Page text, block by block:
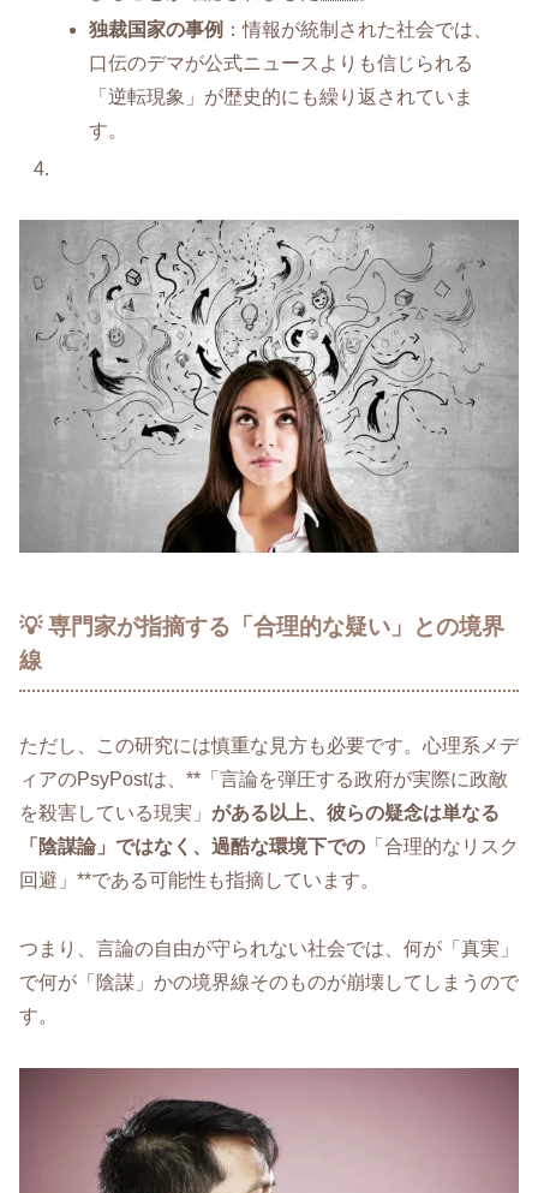
独裁国家の事例 ：情報が統制された社会では、
口伝のデマが公式ニュースよりも信じられる
「逆転現象」が歴史的にも繰り返されていま
す。
💡 専門家が指摘する「合理的な疑い」との境界
線
ただし、この研究には慎重な見方も必要です。心理系メデ
ィアのPsyPostは、**「言論を弾圧する政府が実際に政敵
を殺害している現実」 がある以上、彼らの疑念は単なる
「陰謀論」ではなく、過酷な環境下での 「合理的なリスク
回避」**である可能性も指摘しています。
つまり、言論の自由が守られない社会では、何が「真実」
で何が「陰謀」かの境界線そのものが崩壊してしまうので
す。